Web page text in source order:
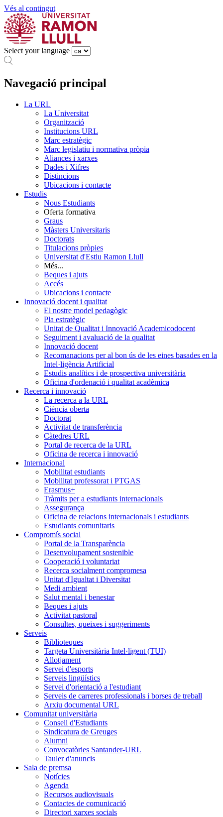
Vés al contingut
Select your language
Navegació principal
La URL
La Universitat
Organització
Institucions URL
Marc estratègic
Marc legislatiu i normativa pròpia
Aliances i xarxes
Dades i Xifres
Distincions
Ubicacions i contacte
Estudis
Nous Estudiants
Oferta formativa
Graus
Màsters Universitaris
Doctorats
Titulacions pròpies
Universitat d'Estiu Ramon Llull
Més...
Beques i ajuts
Accés
Ubicacions i contacte
Innovació docent i qualitat
El nostre model pedagògic
Pla estratègic
Unitat de Qualitat i Innovació Academicodocent
Seguiment i avaluació de la qualitat
Innovació docent
Recomanacions per al bon ús de les eines basades en la
Intel·ligència Artificial
Estudis analítics i de prospectiva universitària
Oficina d'ordenació i qualitat acadèmica
Recerca i innovació
La recerca a la URL
Ciència oberta
Doctorat
Activitat de transferència
Càtedres URL
Portal de recerca de la URL
Oficina de recerca i innovació
Internacional
Mobilitat estudiants
Mobilitat professorat i PTGAS
Erasmus+
Tràmits per a estudiants internacionals
Assegurança
Oficina de relacions internacionals i estudiants
Estudiants comunitaris
Compromís social
Portal de la Transparència
Desenvolupament sostenible
Cooperació i voluntariat
Recerca socialment compromesa
Unitat d'Igualtat i Diversitat
Medi ambient
Salut mental i benestar
Beques i ajuts
Activitat pastoral
Consultes, queixes i suggeriments
Serveis
Biblioteques
Targeta Universitària Intel·ligent (TUI)
Allotjament
Servei d'esports
Serveis lingüístics
Servei d'orientació a l'estudiant
Serveis de carreres professionals i borses de treball
Arxiu documental URL
Comunitat universitària
Consell d'Estudiants
Sindicatura de Greuges
Alumni
Convocatòries Santander-URL
Tauler d'anuncis
Sala de premsa
Notícies
Agenda
Recursos audiovisuals
Contactes de comunicació
Directori xarxes socials